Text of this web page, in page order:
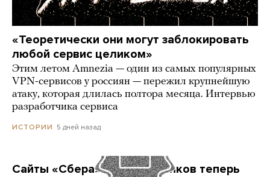
«Теоретически они могут заблокировать
любой сервис целиком»
Этим летом Amnezia — один из самых популярных
VPN-сервисов у россиян — пережил крупнейшую
атаку, которая длилась полтора месяца. Интервью
разработчика сервиса
ИСТОРИИ 5 дней назад
Сайты «Сбера» и других банков теперь